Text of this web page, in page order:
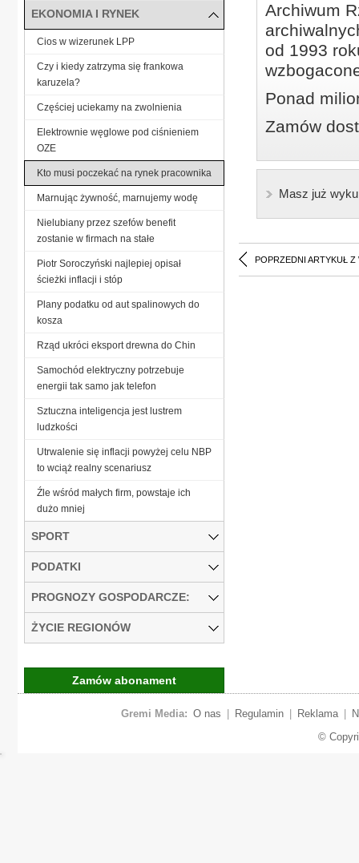
Archiwum
od 1993
Ponad
Zamów
Masz już
POPRZEDNI ARTYKUŁ Z
EKONOMIA I RYNEK
Cios w wizerunek LPP
Czy i kiedy zatrzyma się frankowa
karuzela?
Częściej uciekamy na zwolnienia
Elektrownie węglowe pod ciśnieniem
OZE
Kto musi poczekać na rynek pracownika
Marnując żywność, marnujemy wodę
Nielubiany przez szefów benefit
zostanie w firmach na stałe
Piotr Soroczyński najlepiej opisał
ścieżki inflacji i stóp
Plany podatku od aut spalinowych do
kosza
Rząd ukróci eksport drewna do Chin
Samochód elektryczny potrzebuje
energii tak samo jak telefon
Sztuczna inteligencja jest lustrem
ludzkości
Utrwalenie się inflacji powyżej celu NBP
to wciąż realny scenariusz
Źle wśród małych firm, powstaje ich
dużo mniej
SPORT
PODATKI
PROGNOZY GOSPODARCZE:
ŻYCIE REGIONÓW
Zamów abonament
Gremi Media: O nas Regulamin Reklama
©